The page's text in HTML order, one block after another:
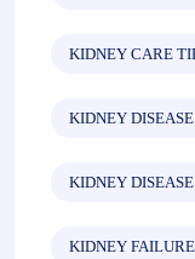
KIDNEY CARE
KIDNEY
KIDNEY
KIDNEY